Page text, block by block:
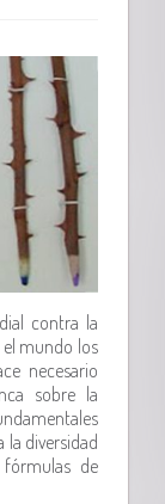
contra la
el mundo los
necesario
sobre la
la diversidad
de